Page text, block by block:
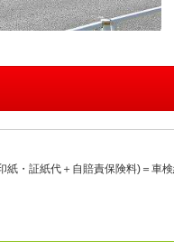
・証紙代＋自賠責保険料)＝車